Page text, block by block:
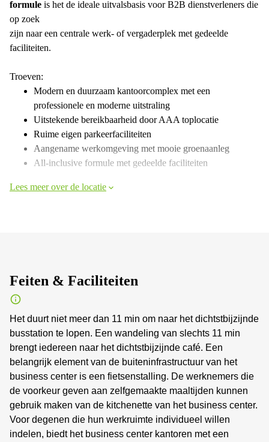
formule is het de ideale uitvalsbasis voor B2B dienstverleners die
op zoek
zijn naar een centrale werk- of vergaderplek met gedeelde
faciliteiten.
Troeven:
Modern en duurzaam kantoorcomplex met een
professionele en moderne uitstraling
Uitstekende bereikbaarheid door AAA toplocatie
Ruime eigen parkeerfaciliteiten
Aangename werkomgeving met mooie groenaanleg
All-inclusive formule met gedeelde faciliteiten
Lees meer over de locatie
Feiten & Faciliteiten
Het duurt niet meer dan 11 min om naar het dichtstbijzijnde
busstation te lopen. Een wandeling van slechts 11 min
brengt iedereen naar het dichtstbijzijnde café. Een
belangrijk element van de buiteninfrastructuur van het
business center is een fietsenstalling. De werknemers die
de voorkeur geven aan zelfgemaakte maaltijden kunnen
gebruik maken van de kitchenette van het business center.
Voor degenen die hun werkruimte individueel willen
indelen, biedt het business center kantoren met een